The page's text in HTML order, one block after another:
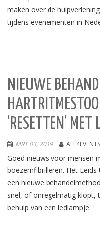
maken over de
tijdens evenementen in
NIEUWE
‘RESETTEN’ MET
MRT 03, 2019 ALL4EVENTS
Goed nieuws voor mensen
boezemfibrilleren. Het
een nieuwe
snel, of onregelmatig klopt,
behulp van een ledlampje.